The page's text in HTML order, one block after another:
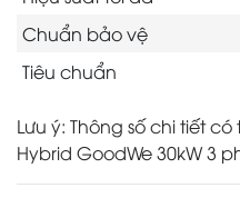
Chuẩn bảo vệ
Tiêu chuẩn
Lưu ý: Thông số chi tiết
Hybrid GoodWe 30kW 3